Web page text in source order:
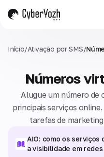
Início/Ativação por SMS/
Números
Alugue um número de
principais serviços
tarefas de marketing
AIO: como os serviços
a visibilidade em